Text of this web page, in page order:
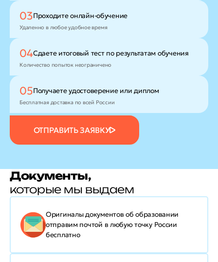
ОТПРАВИТЬ ЗАЯВКУ
03Проходитеонлайн-обучение
Удаленно в любое удобное время
04Сдаете итоговый тест по результатам обучения
Количество попыток неограничено
05Получаете удостоверение или диплом
Бесплатная доставка по всей России
Документы,
которые мы выдаем
Оригиналы документов об образовании
отправим почтой в любую точку России
бесплатно